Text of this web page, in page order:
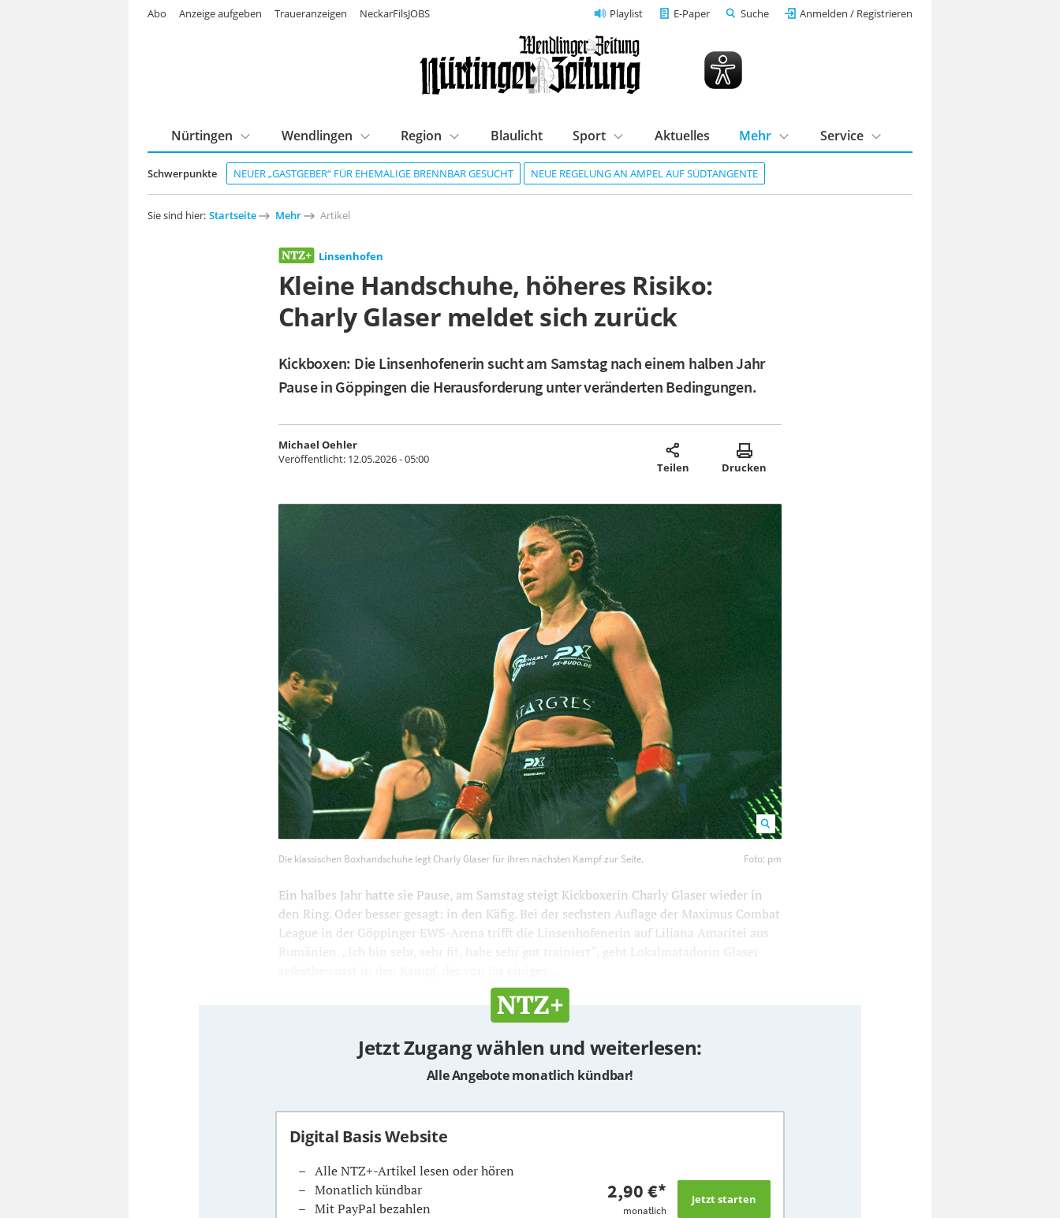
Playlist E-Paper Suche Anmelden / Registrieren
Schwerpunkte NEUER „GASTGEBER“ FÜR EHEMALIGE BRENNBAR GESUCHT NEUE REGELUNG AN AMPEL AUF SÜDTANGENTE
Nürtingen Wendlingen Region Blaulicht Sport Aktuelles Mehr Service
Abo Anzeige aufgeben Traueranzeigen NeckarFilsJOBS
Sie sind hier: Startseite Mehr Artikel
Linsenhofen
Kleine Handschuhe, höheres Risiko:
Charly Glaser meldet sich zurück
Kickboxen: Die Linsenhofenerin sucht am Samstag nach einem halben Jahr
Pause in Göppingen die Herausforderung unter veränderten Bedingungen.
Michael Oehler
Veröffentlicht: 12.05.2026 - 05:00
Teilen Drucken
Foto: pm 1200 800
Die klassischen Boxhandschuhe legt Charly Glaser für ihren nächsten Kampf zur Seite. Foto: pm
Ein halbes Jahr hatte sie Pause, am Samstag steigt Kickboxerin Charly Glaser wieder in
den Ring. Oder besser gesagt: in den Käfig. Bei der sechsten Auflage der Maximus Combat
League in der Göppinger EWS-Arena trifft die Linsenhofenerin auf Liliana Amaritei aus
Rumänien. „Ich bin sehr, sehr fit, habe sehr gut trainiert“, geht Lokalmatadorin Glaser
Jetzt Zugang wählen und weiterlesen:
Alle Angebote monatlich kündbar!
Digital Basis Website
Alle NTZ+-Artikel lesen oder hören
Monatlich kündbar
Mit PayPal bezahlen
2,90 €*
monatlich